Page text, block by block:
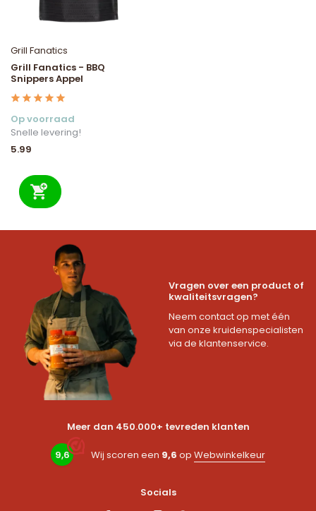
Grill Fanatics
Grill Fanatics - BBQ
Snippers Appel
Op voorraad
Snelle levering!
5.99
Vragen over een product of
kwaliteitsvragen?
Neem contact op met één
van onze kruidenspecialisten
via de klantenservice.
Meer dan 450.000+ tevreden klanten
9,6 Wij scoren een 9,6 op Webwinkelkeur
Socials